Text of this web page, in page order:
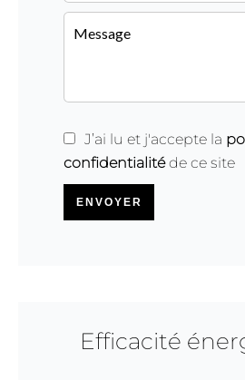
J’ai lu et j'accepte la
confidentialitéde ce site
ENVOYER
Efficacité